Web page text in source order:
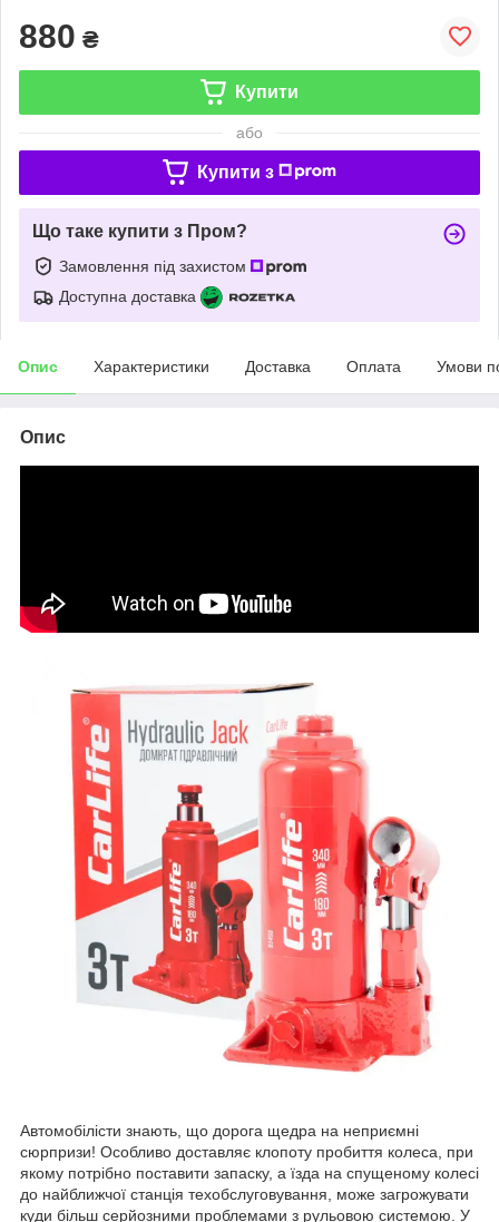
880 ₴
Купити
або
Купити з
Що таке купити з Пром?
Замовлення під захистом
Доступна доставка
Опис Характеристики Доставка Оплата Умови
Опис
Автомобілісти знають, що дорога щедра на неприємні
сюрпризи! Особливо доставляє клопоту пробиття колеса, при
якому потрібно поставити запаску, а їзда на спущеному колесі
до найближчої станція техобслуговування, може загрожувати
куди більш серйозними проблемами з рульовою системою. У